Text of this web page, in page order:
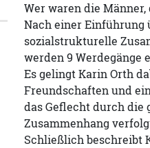
Wer waren die
Nach einer
sozialstrukturelle
werden 9
Es gelingt Karin Orth
Freundschaften und
das Geflecht durch die
Zusammenhang
Schließlich beschreibt